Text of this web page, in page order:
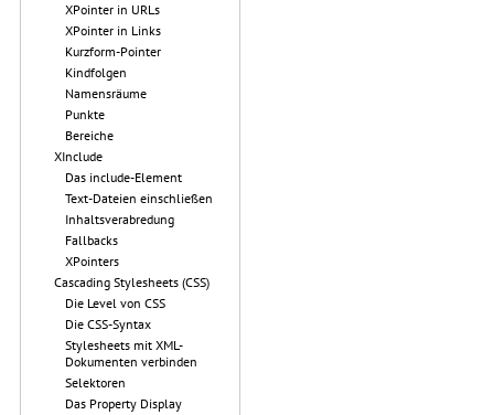
XPointer in URLs
XPointer in Links
Kurzform-Pointer
Kindfolgen
Namensräume
Punkte
Bereiche
XInclude
Das include-Element
Text-Dateien einschließen
Inhaltsverabredung
Fallbacks
XPointers
Cascading Stylesheets (CSS)
Die Level von CSS
Die CSS-Syntax
Stylesheets mit XML-
Dokumenten verbinden
Selektoren
Das Property Display